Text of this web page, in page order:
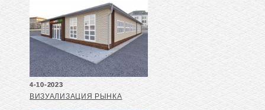
4-10-2023
ВИЗУАЛИЗАЦИЯ РЫНКА